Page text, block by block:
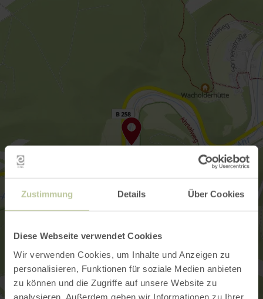
Zustimmung Details Über Cookies
Diese Webseite verwendet Cookies
Wir verwenden Cookies, um Inhalte und Anzeigen zu
personalisieren, Funktionen für soziale Medien anbieten
zu können und die Zugriffe auf unsere Website zu
analysieren. Außerdem geben wir Informationen zu Ihrer